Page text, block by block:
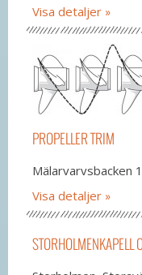
Visa detaljer
PROPELLER TRIM
Mälarvarvsbacken
Visa detaljer
STORHOLMENKAPELL